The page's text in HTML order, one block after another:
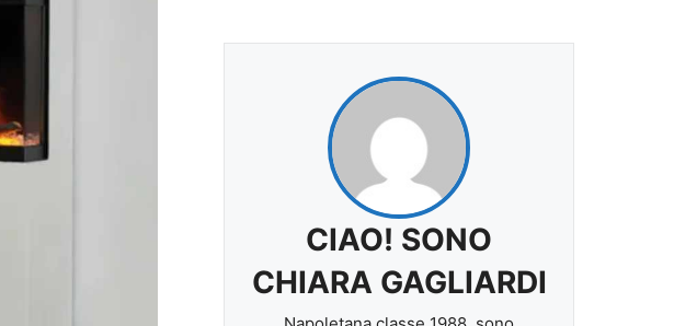
CIAO! SONO
CHIARA GAGLIARDI